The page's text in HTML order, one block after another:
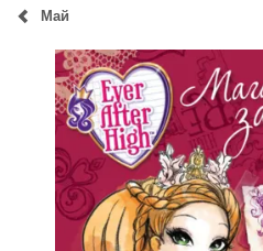
Май